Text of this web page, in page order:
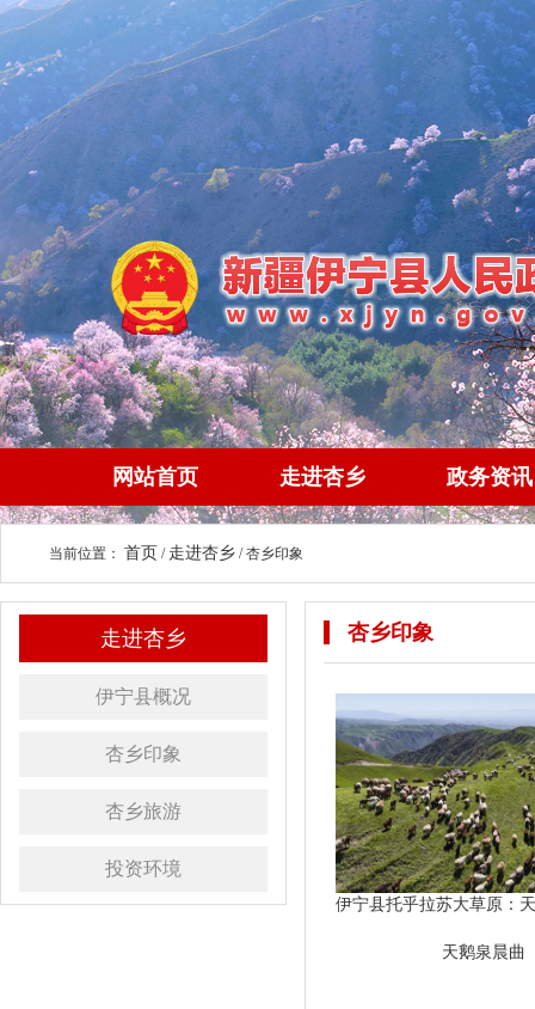
网站首页 走进杏乡 政务资讯
当前位置： 首页 / 走进杏乡 /杏乡印象
走进杏乡
伊宁县概况
杏乡印象
杏乡旅游
投资环境
杏乡印象
天鹅泉晨曲